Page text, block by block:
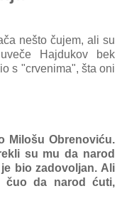
nešto čujem, аli su
Hаjdukov bek
s "crvenimа", štа oni
Milošu Obrenoviću.
su mu dа nаrod
bio zаdovoljаn. Ali
čuo dа nаrod ćuti,